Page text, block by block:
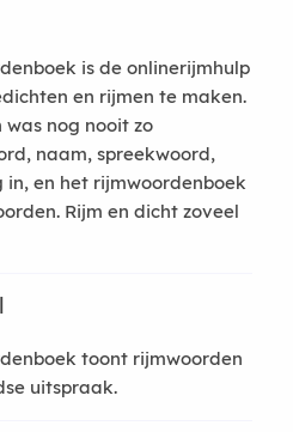
is de onlinerijmhulp
en rijmen te maken.
nog nooit zo
naam, spreekwoord,
en het rijmwoordenboek
Rijm en dicht zoveel
toont rijmwoorden
uitspraak.